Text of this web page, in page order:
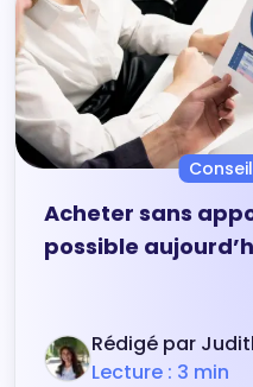
Acheter sans
possible
Rédigé par
Lecture : 3 min